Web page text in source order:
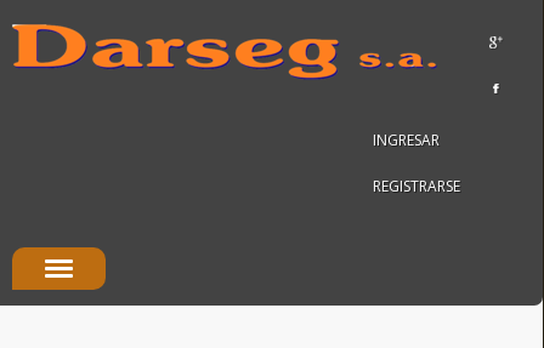
INGRESAR
REGISTRARSE